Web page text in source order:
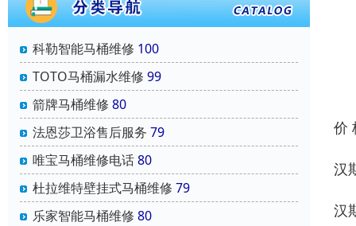
科勒智能马桶维修 100
TOTO马桶漏水维修 99
箭牌马桶维修 80
法恩莎卫浴售后服务 79
唯宝马桶维修电话80
杜拉维特壁挂式马桶维修 79
乐家智能马桶维修 80
价
汉
汉